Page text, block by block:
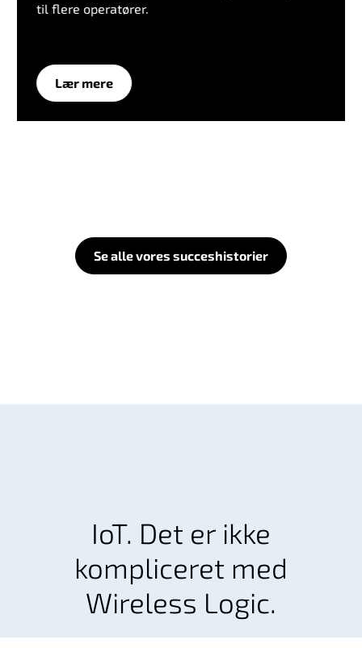
til flere operatører.
Lær mere
Se alle vores succeshistorier
IoT. Det er ikke
kompliceret med
Wireless Logic.